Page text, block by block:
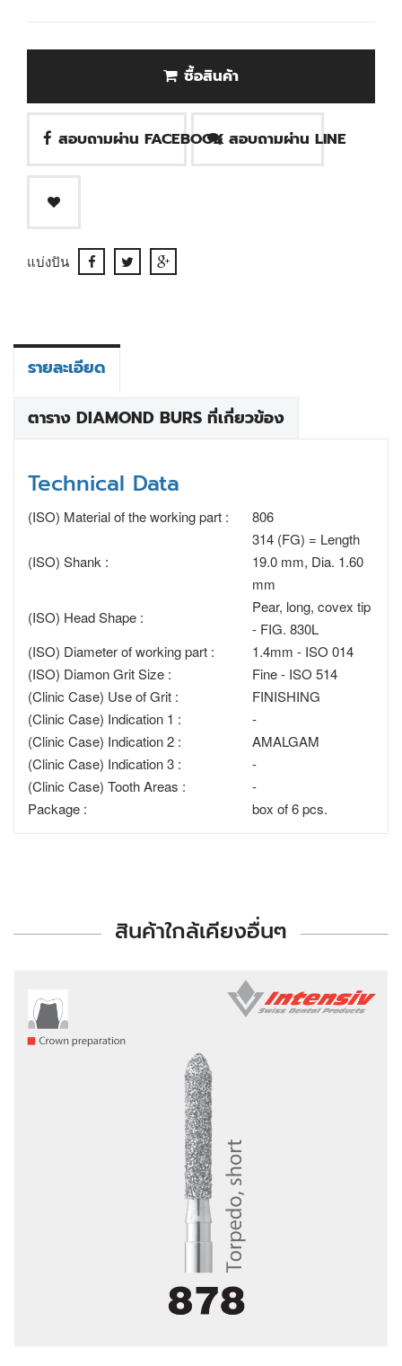
ซื้อสินค้า
สอบถามผ่าน FACEBOOK สอบถามผ่าน LINE
แบ่งปัน
รายละเอียด
ตาราง DIAMOND BURS ที่เกี่ยวข้อง
Technical Data
(ISO) Material of the working part : 806
(ISO) Shank :
314 (FG) = Length
19.0 mm, Dia. 1.60
mm
(ISO) Head Shape :
Pear, long, covex tip
- FIG. 830L
(ISO) Diameter of working part :
1.4mm - ISO 014
(ISO) Diamon Grit Size :
Fine - ISO 514
(Clinic Case) Use of Grit :
FINISHING
(Clinic Case) Indication 1 :
-
(Clinic Case) Indication 2 :
AMALGAM
(Clinic Case) Indication 3 :
-
(Clinic Case) Tooth Areas :
-
Package :
box of 6 pcs.
สินค้าใกล้เคียงอื่นๆ